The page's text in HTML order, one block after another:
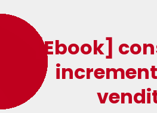
[Ebook]